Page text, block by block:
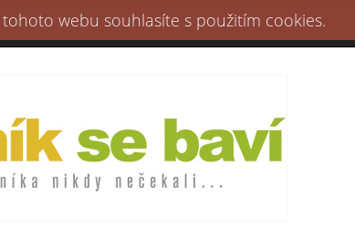
webu souhlasíte s použitím cookies.